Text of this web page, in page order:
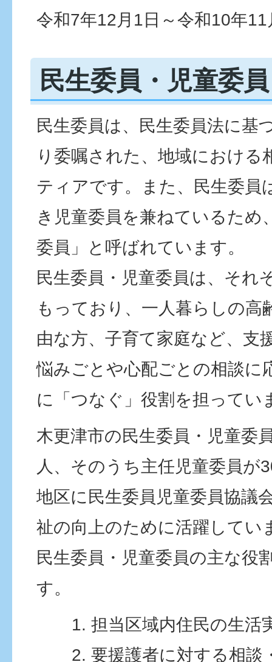
令和7年12月1日～令和10年11
民生委員・児童委員
民生委員は、民生委員法に基
り委嘱された、地域における
ティアです。また、民生委員
き児童委員を兼ねているため
委員」と呼ばれています。
民生委員・児童委員は、それ
もっており、一人暮らしの高
由な方、子育て家庭など、支
悩みごとや心配ごとの相談に
に「つなぐ」役割を担ってい
木更津市の民生委員・児童委
人、そのうち主任児童委員が
地区に民生委員児童委員協議
祉の向上のために活躍してい
民生委員・児童委員の主な役
す。
担当区域内住民の生活
要援護者に対する相談